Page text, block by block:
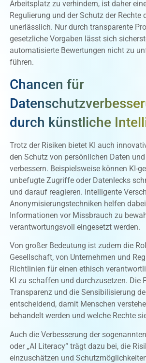
Arbeitsplatz zu verhindern, ist daher
Regulierung und der Schutz der Rechte
unerlässlich. Nur durch transparente
gesetzliche Vorgaben lässt sich
automatisierte Bewertungen nicht zu
führen.
Chancen für
durch künstliche
Trotz der Risiken bietet KI auch
den Schutz von persönlichen Daten
verbessern. Beispielsweise können KI-
unbefugte Zugriffe oder Datenlecks
und darauf reagieren. Intelligente
Anonymisierungstechniken helfen
Informationen vor Missbrauch zu
verantwortungsvoll eingesetzt werden.
Von großer Bedeutung ist zudem die
Gesellschaft, von Unternehmen und
Richtlinien für einen ethisch
KI zu schaffen und durchzusetzen. Die
Transparenz und die Sensibilisierung
entscheidend, damit Menschen
behandelt werden und welche Rechte
Auch die Verbesserung der
oder „AI Literacy“ trägt dazu bei, die
einzuschätzen und